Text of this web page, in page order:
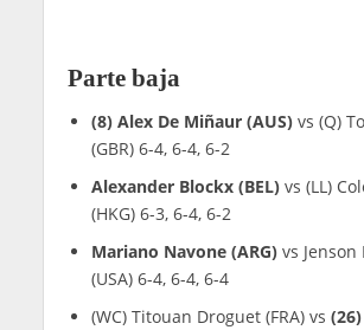
Parte baja
(8) Alex De Miñaur (AUS)vs (Q)
(GBR) 6-4, 6-4, 6-2
Alexander Blockx (BEL)vs (LL)
(HKG) 6-3, 6-4, 6-2
Mariano Navone (ARG)vs Jenson
(USA) 6-4, 6-4, 6-4
(WC) Titouan Droguet (FRA) vs